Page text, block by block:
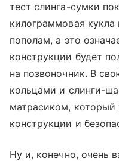
тест слинга-сумки
килограммовая кукла
пополам, а это
конструкции будет
на позвоночник. В
кольцами и слинги-
матрасиком, который
конструкции и
Ну и, конечно, очень